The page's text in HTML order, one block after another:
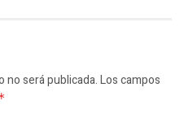
será publicada.Los campos